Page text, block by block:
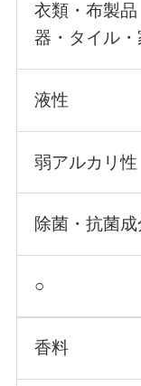
衣類・布製
器・タイル・
液性
弱アルカリ性
除菌・抗菌成
○
香料